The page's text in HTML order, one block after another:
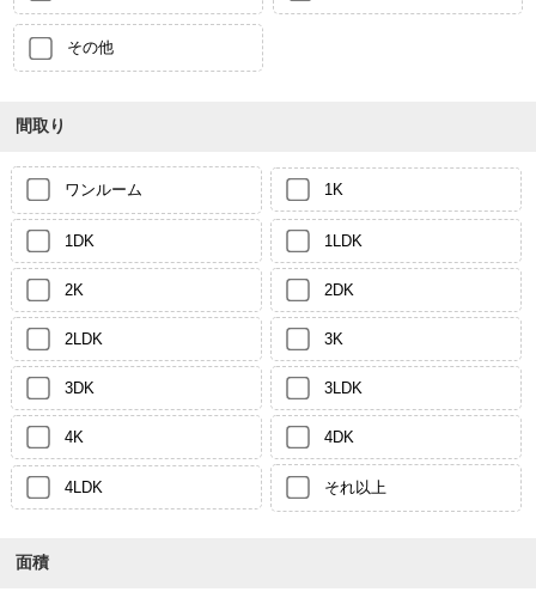
その他
間取り
ワンルーム 1K
1DK 1LDK
2K 2DK
2LDK 3K
3DK 3LDK
4K 4DK
4LDK それ以上
面積